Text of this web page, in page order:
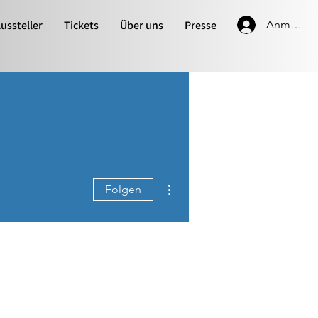
Tickets Über uns Presse
Folgen